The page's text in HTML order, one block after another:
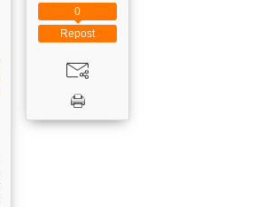
Repost
0